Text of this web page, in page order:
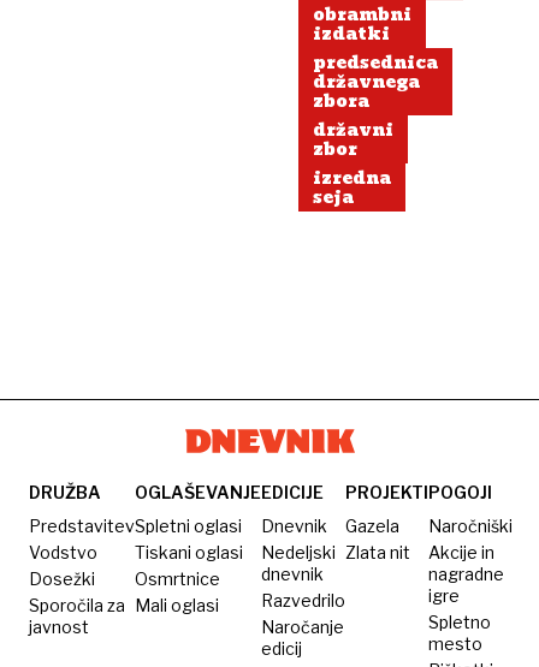
obrambni
izdatki
predsednica
državnega
zbora
državni
zbor
izredna
seja
DRUŽBA
Predstavitev
Vodstvo
Dosežki
Sporočila za
javnost
OGLAŠEVANJE
Spletni oglasi
Tiskani oglasi
Osmrtnice
Mali oglasi
EDICIJE
Dnevnik
Nedeljski
dnevnik
Razvedrilo
Naročanje
edicij
PROJEKTI
Gazela
Zlata nit
POGOJI
Naročniški
Akcije in
nagradne
igre
Spletno
mesto